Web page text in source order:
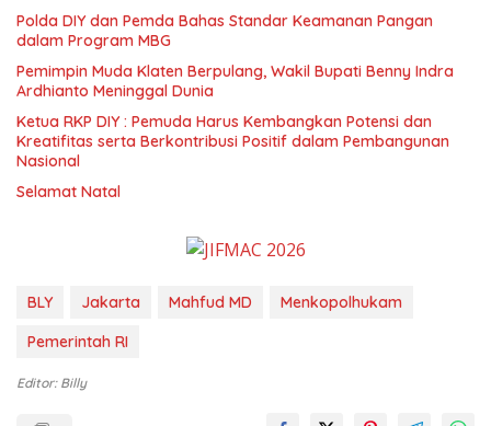
Polda DIY dan Pemda Bahas Standar Keamanan Pangan
dalam Program MBG
Pemimpin Muda Klaten Berpulang, Wakil Bupati Benny Indra
Ardhianto Meninggal Dunia
Ketua RKP DIY : Pemuda Harus Kembangkan Potensi dan
Kreatifitas serta Berkontribusi Positif dalam Pembangunan
Nasional
Selamat Natal
BLY Jakarta Mahfud MD
Menkopolhukam
Pemerintah RI
Editor: Billy